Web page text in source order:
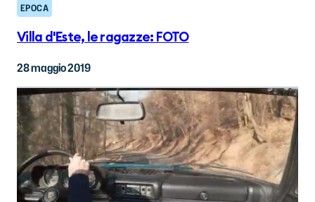
EPOCA
Villa d'Este, le ragazze: FOTO
28 maggio 2019